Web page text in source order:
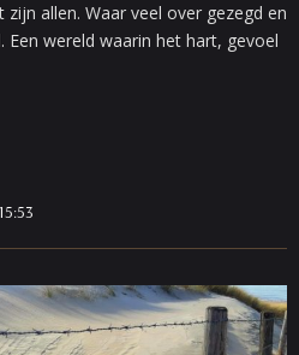
allen. Waar veel over gezegd en
Een wereld waarin het hart, gevoel